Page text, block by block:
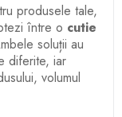
produsele tale,
între o cutie
soluții au
diferite, iar
volumul